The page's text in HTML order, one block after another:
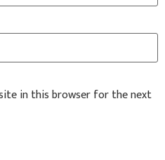
in this browser for the next